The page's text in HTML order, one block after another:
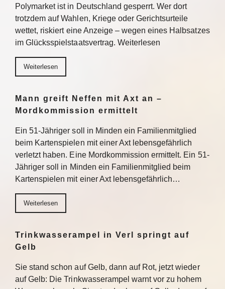
Polymarket ist in Deutschland gesperrt. Wer dort
trotzdem auf Wahlen, Kriege oder Gerichtsurteile
wettet, riskiert eine Anzeige – wegen eines Halbsatzes
im Glücksspielstaatsvertrag. Weiterlesen
Weiterlesen
Mann greift Neffen mit Axt an –
Mordkommission ermittelt
Ein 51-Jähriger soll in Minden ein Familienmitglied
beim Kartenspielen mit einer Axt lebensgefährlich
verletzt haben. Eine Mordkommission ermittelt. Ein 51-
Jähriger soll in Minden ein Familienmitglied beim
Kartenspielen mit einer Axt lebensgefährlich…
Weiterlesen
Trinkwasserampel in Verl springt auf
Gelb
Sie stand schon auf Gelb, dann auf Rot, jetzt wieder
auf Gelb: Die Trinkwasserampel warnt vor zu hohem